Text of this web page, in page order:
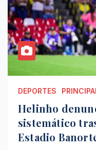
DEPORTES
Helinho
sistemático
Estadio